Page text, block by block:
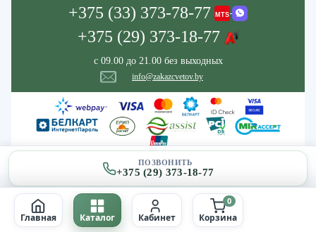
ПОЗВОНИТЬ
+375 (29) 373-18-77
Главная Каталог Кабинет Корзина
0
+375 (33) 373-78-77
+375 (29) 373-18-77
с 09.00 до 21.00 без выходных
info@zakazcvetov.by